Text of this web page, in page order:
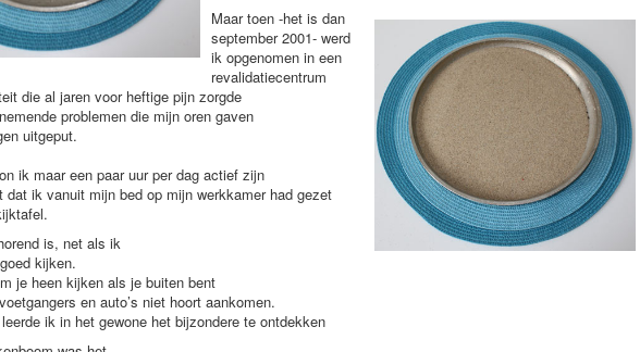
Maar toen -het is dan
september 2001- werd
ik opgenomen in een
revalidatiecentrum
die al jaren voor heftige pijn zorgde
problemen die mijn oren gaven
uitgeput.
ik maar een paar uur per dag actief zijn
dat ik vanuit mijn bed op mijn werkkamer had gezet
is, net als ik
kijken.
je heen kijken als je buiten bent
en auto’s niet hoort aankomen.
ik in het gewone het bijzondere te ontdekken